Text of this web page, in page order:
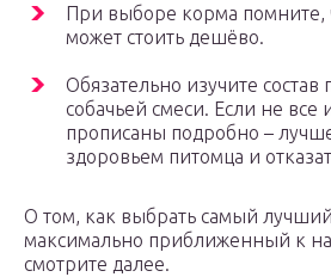
При выборе корма помните,
может стоить дешёво.
Обязательно изучите состав
собачьей смеси. Если не все
прописаны подробно –
здоровьем питомца и
О том, как выбрать самый
максимально приближенный к
смотрите далее.